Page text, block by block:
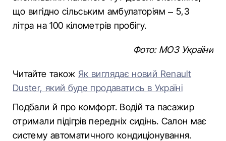
що вигідно сільським амбулаторіям – 5,3
літра на 100 кілометрів пробігу.
Фото: МОЗ України
Читайте також Як виглядає новий Renault
Duster, який буде продаватись в Україні
Подбали й про комфорт. Водій та пасажир
отримали підігрів передніх сидінь. Салон має
систему автоматичного кондиціонування.